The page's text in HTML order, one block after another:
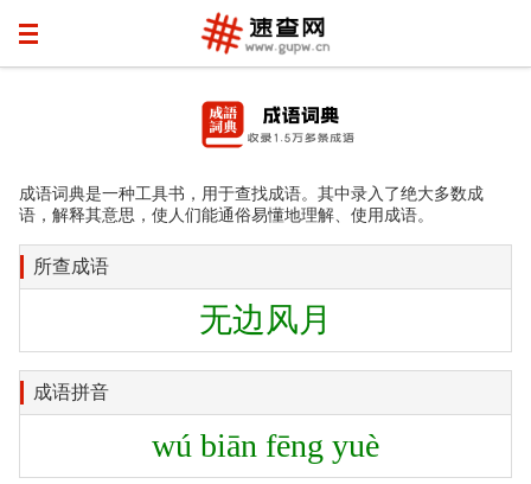
成语词典是一种工具书，用于查找成语。其中录入了绝大多数成
语，解释其意思，使人们能通俗易懂地理解、使用成语。
所查成语
无边风月
成语拼音
wú biān fēng yuè